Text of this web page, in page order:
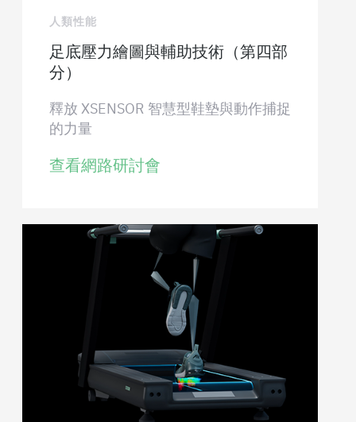
人類性能
足底壓力繪圖與輔助技術（第四部
分）
釋放 XSENSOR 智慧型鞋墊與動作捕捉
的力量
查看網路研討會